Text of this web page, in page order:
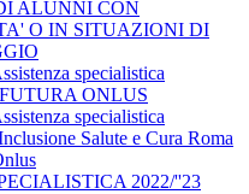
ALUNNI CON
O IN SITUAZIONI DI
specialistica
ONLUS
specialistica
Salute e Cura Roma
2022/''23